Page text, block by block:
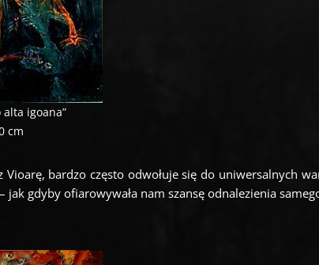
igoana”
cm
bardzo często odwołuje się do uniwersalnych
gdyby ofiarowywała nam szansę odnalezienia